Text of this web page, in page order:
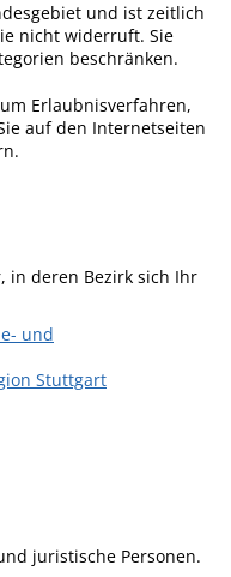
Fakten
für Geflüchtete
+ Handel
und ist zeitlich
nicht widerruft. Sie
beschränken.
Erlaubnisverfahren,
auf den Internetseiten
in deren Bezirk sich Ihr
und
Stuttgart
juristische Personen.